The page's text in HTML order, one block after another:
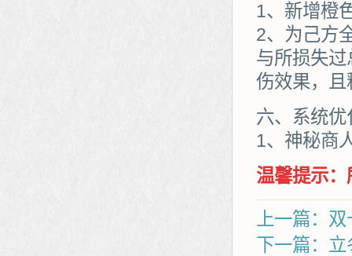
1、新增橙
2、为己方
与所损失
伤效果，
六、系统优
1、神秘商
温馨提示
上一篇：
下一篇：